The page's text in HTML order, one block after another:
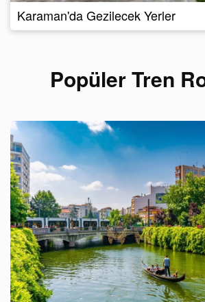
Karaman'da Gezilecek Yerler
Popüler Tren